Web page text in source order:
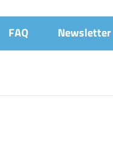
FAQ Newsletter